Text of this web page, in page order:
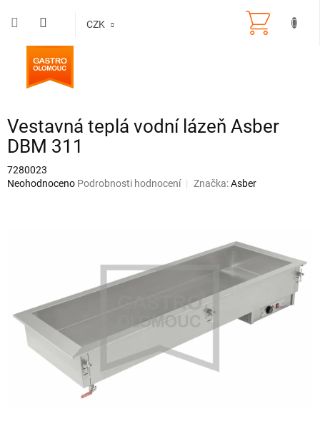
CZK
Vestavná teplá vodní lázeň Asber
DBM 311
7280023
Průměrné
Neohodnoceno Podrobnosti hodnocení Značka:Asber